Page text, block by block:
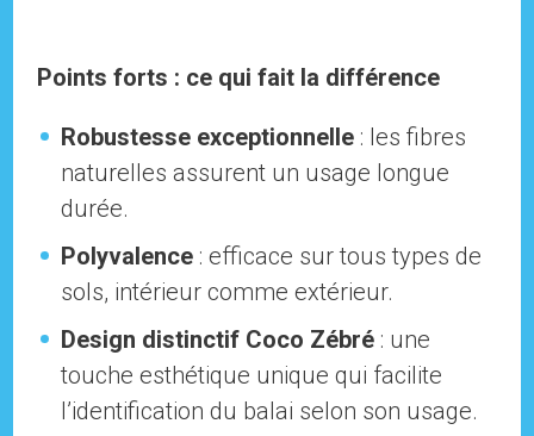
Points forts : ce qui fait la différence
Robustesse exceptionnelle : les fibres
naturelles assurent un usage longue
durée.
Polyvalence : efficace sur tous types de
sols, intérieur comme extérieur.
Design distinctif Coco Zébré : une
touche esthétique unique qui facilite
l’identification du balai selon son usage.